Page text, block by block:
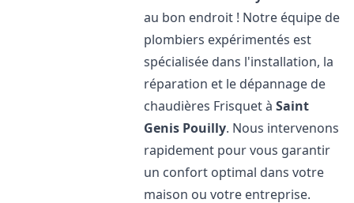
au bon endroit ! Notre équipe de
plombiers expérimentés est
spécialisée dans l'installation, la
réparation et le dépannage de
chaudières Frisquet àSaint
Genis Pouilly. Nous intervenons
rapidement pour vous garantir
un confort optimal dans votre
maison ou votre entreprise.